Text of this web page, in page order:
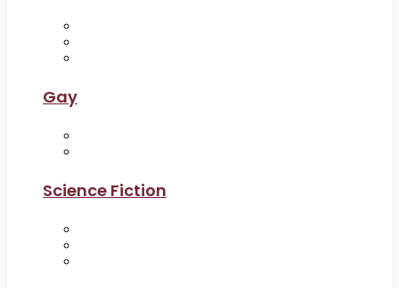
Gay
Science Fiction